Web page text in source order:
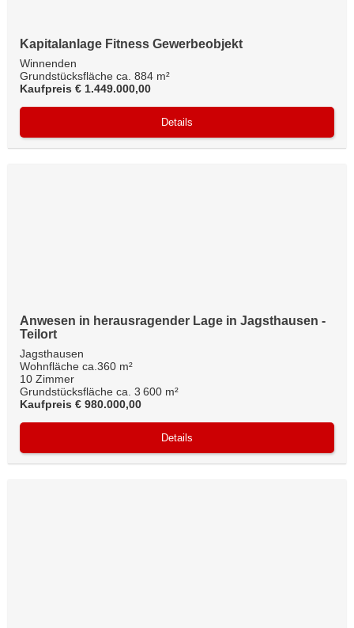
Kapitalanlage Fitness Gewerbeobjekt
Winnenden
Grundstücksfläche ca. 884 m²
Kaufpreis € 1.449.000,00
Details
Anwesen in herausragender Lage in Jagsthausen -
Teilort
Jagsthausen
Wohnfläche ca.360 m²
10 Zimmer
Grundstücksfläche ca. 3 600 m²
Kaufpreis € 980.000,00
Details